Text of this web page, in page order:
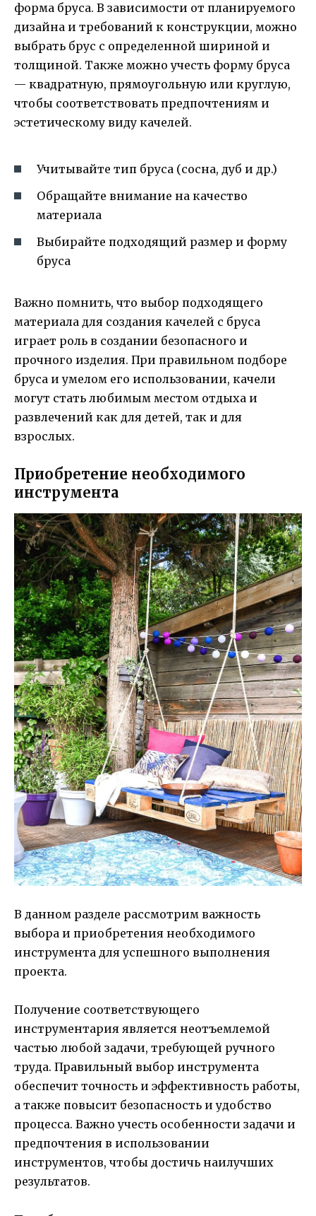
форма бруса. В зависимости от планируемого
дизайна и требований к конструкции, можно
выбрать брус с определенной шириной и
толщиной. Также можно учесть форму бруса
— квадратную, прямоугольную или круглую,
чтобы соответствовать предпочтениям и
эстетическому виду качелей.
Учитывайте тип бруса (сосна, дуб и др.)
Обращайте внимание на качество
материала
Выбирайте подходящий размер и форму
бруса
Важно помнить, что выбор подходящего
материала для создания качелей с бруса
играет роль в создании безопасного и
прочного изделия. При правильном подборе
бруса и умелом его использовании, качели
могут стать любимым местом отдыха и
развлечений как для детей, так и для
взрослых.
Приобретение необходимого
инструмента
В данном разделе рассмотрим важность
выбора и приобретения необходимого
инструмента для успешного выполнения
проекта.
Получение соответствующего
инструментария является неотъемлемой
частью любой задачи, требующей ручного
труда. Правильный выбор инструмента
обеспечит точность и эффективность работы,
а также повысит безопасность и удобство
процесса. Важно учесть особенности задачи и
предпочтения в использовании
инструментов, чтобы достичь наилучших
результатов.